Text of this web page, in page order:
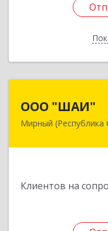
ООО "ШАИ"
Мирный (Республика
Клиентов на